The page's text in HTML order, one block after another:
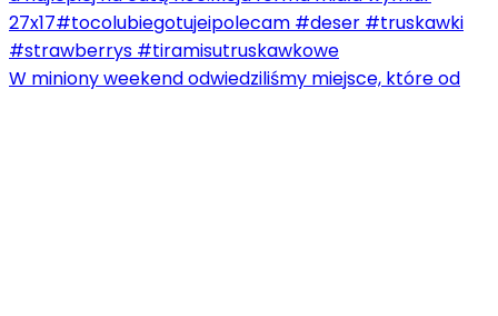
W miniony weekend odwiedziliśmy miejsce, które od